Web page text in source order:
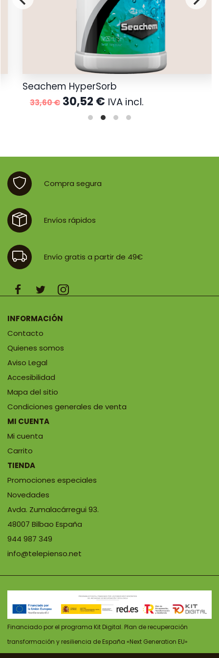
Seachem HyperSorb
33,60€El
precio
30,52€El
precio
actual
IVA incl.
Compra segura
Envíos rápidos
Envío gratis a partir de 49€
INFORMACIÓN
Contacto
Quienes somos
Aviso Legal
Accesibilidad
Mapa del sitio
Condiciones generales de venta
MI CUENTA
Mi cuenta
Carrito
TIENDA
Promociones especiales
Novedades
Avda. Zumalacárregui 93.
48007 Bilbao España
944 987 349
info@telepienso.net
Financiado por el programa Kit Digital. Plan de recuperación
transformación y resiliencia de España «Next Generation EU»